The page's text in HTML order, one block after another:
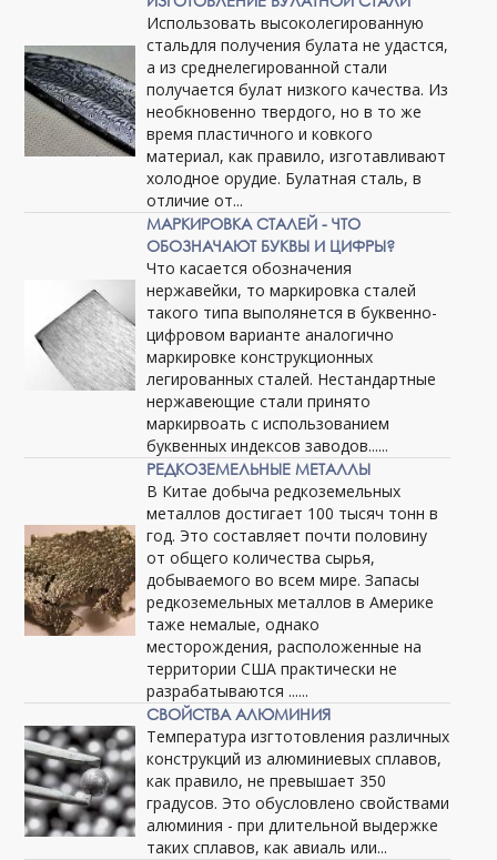
Использовать высоколегированную
стальдля получения булата не удастся,
а из среднелегированной стали
получается булат низкого качества. Из
необкновенно твердого, но в то же
время пластичного и ковкого
материал, как правило, изготавливают
холодное орудие. Булатная сталь, в
отличие от...
МАРКИРОВКА СТАЛЕЙ - ЧТО
ОБОЗНАЧАЮТ БУКВЫ И ЦИФРЫ?
Что касается обозначения
нержавейки, то маркировка сталей
такого типа выполянется в буквенно-
цифровом варианте аналогично
маркировке конструкционных
легированных сталей. Нестандартные
нержавеющие стали принято
маркирвоать с использованием
буквенных индексов заводов......
РЕДКОЗЕМЕЛЬНЫЕ МЕТАЛЛЫ
В Китае добыча редкоземельных
металлов достигает 100 тысяч тонн в
год. Это составляет почти половину
от общего количества сырья,
добываемого во всем мире. Запасы
редкоземельных металлов в Америке
таже немалые, однако
месторождения, расположенные на
территории США практически не
разрабатываются ......
СВОЙСТВА АЛЮМИНИЯ
Температура изгтотовления различных
конструкций из алюминиевых сплавов,
как правило, не превышает 350
градусов. Это обусловлено свойствами
алюминия - при длительной выдержке
таких сплавов, как авиаль или...